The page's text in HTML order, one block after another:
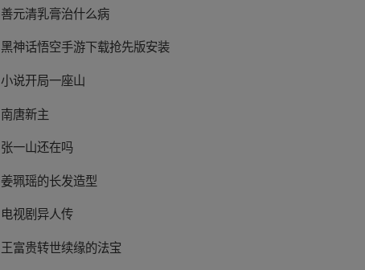
善元清乳膏治什么病
黑神话悟空手游下载抢先版安装
小说开局一座山
南唐新主
张一山还在吗
姜珮瑶的长发造型
电视剧异人传
王富贵转世续缘的法宝